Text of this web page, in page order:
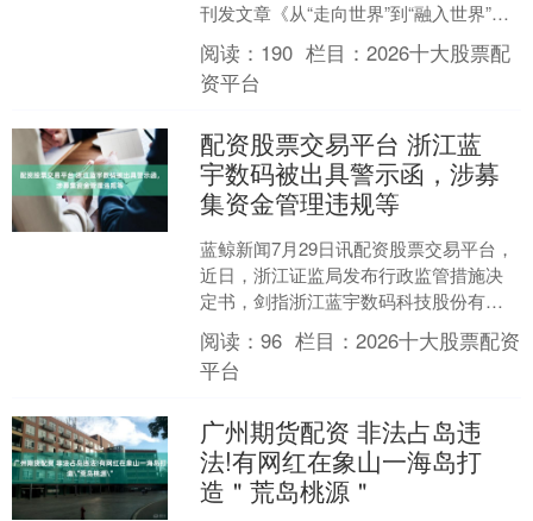
刊发文章《从“走向世界”到“融入世界”：
“中国制造”在全球产业变局中释放新价
值》。全....
阅读： 190 栏目：2026十大股票配
资平台
配资股票交易平台 浙江蓝
宇数码被出具警示函，涉募
集资金管理违规等
蓝鲸新闻7月29日讯配资股票交易平台，
近日，浙江证监局发布行政监管措施决
定书，剑指浙江蓝宇数码科技股份有限
公司及相关责任人。 决定书显示，浙江
蓝宇数码科技股份有....
阅读：96 栏目：2026十大股票配资
平台
广州期货配资 非法占岛违
法!有网红在象山一海岛打
造＂荒岛桃源＂